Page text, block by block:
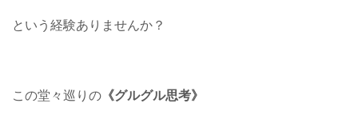
という経験ありませんか？
この堂々巡りの 《グルグル思考》